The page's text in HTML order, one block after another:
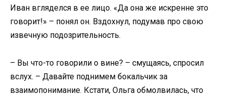
Иван вгляделся в ее лицо. «Да она же искренне это
говорит!» – понял он. Вздохнул, подумав про свою
извечную подозрительность.
– Вы что-то говорили о вине? – смущаясь, спросил
вслух. – Давайте поднимем бокальчик за
взаимопонимание. Кстати, Ольга обмолвилась, что